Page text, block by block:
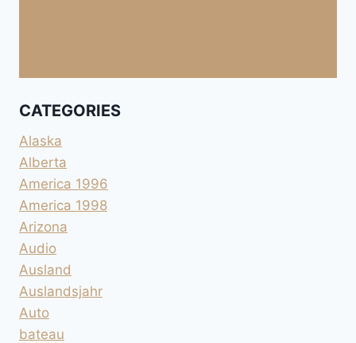
CATEGORIES
Alaska
Alberta
America 1996
America 1998
Arizona
Audio
Ausland
Auslandsjahr
Auto
bateau